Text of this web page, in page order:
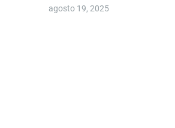
agosto 19, 2025